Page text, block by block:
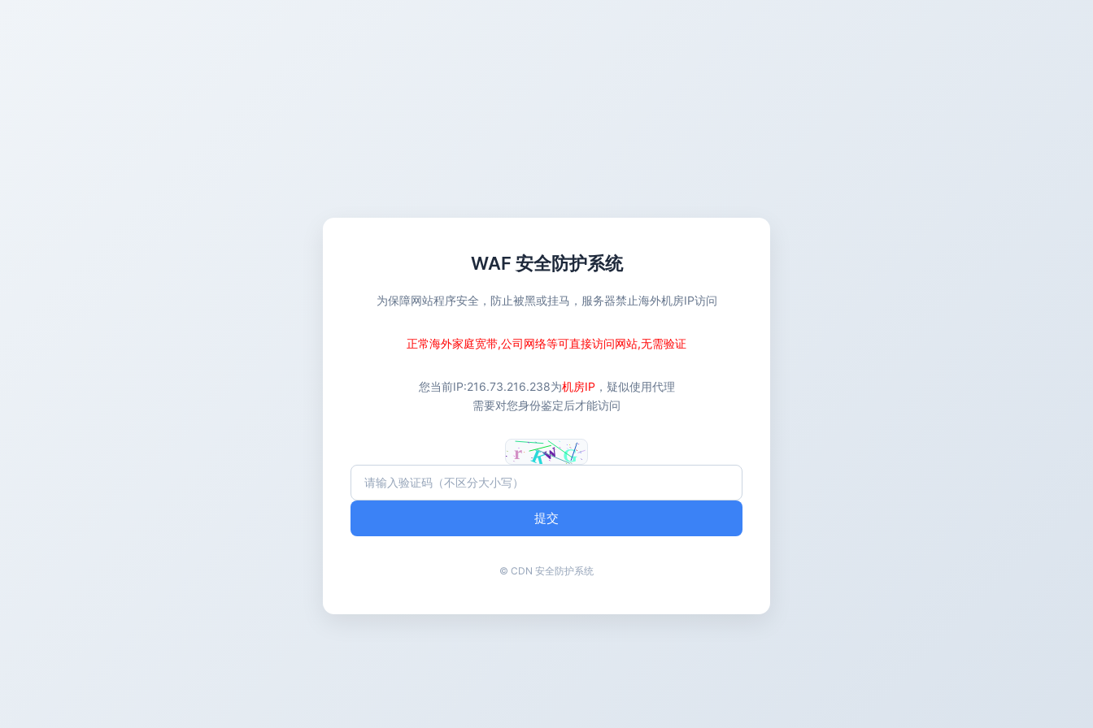
WAF 安全防护系统
为保障网站程序安全，防止被黑或挂马，服务器禁止海外机房IP访问
正常海外家庭宽带,公司网络等可直接访问网站,无需验证
您当前IP:216.73.216.238为机房IP ，疑似使用代理
需要对您身份鉴定后才能访问
提交
© CDN 安全防护系统